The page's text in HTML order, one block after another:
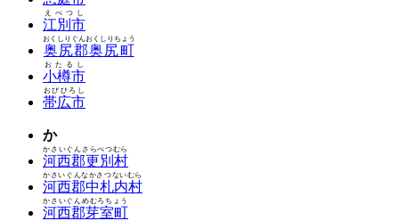
江別市
えべつし
奥尻郡奥尻町
おくしりぐんおくしりちょう
小樽市
おたるし
帯広市
おびひろし
か
河西郡更別村
かさいぐんさらべつむら
河西郡中札内村
かさいぐんなかさつないむら
河西郡芽室町
かさいぐんめむろちょう